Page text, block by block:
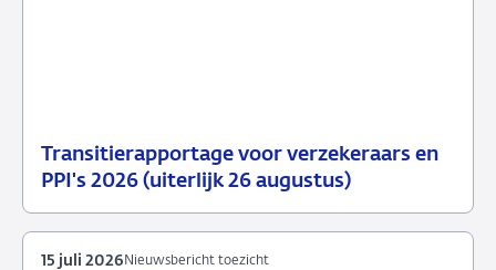
Transitierapportage voor verzekeraars en
PPI's 2026 (uiterlijk 26 augustus)
29
Nieuwsbericht
Nieuwsbericht toezicht
15 juli 2026